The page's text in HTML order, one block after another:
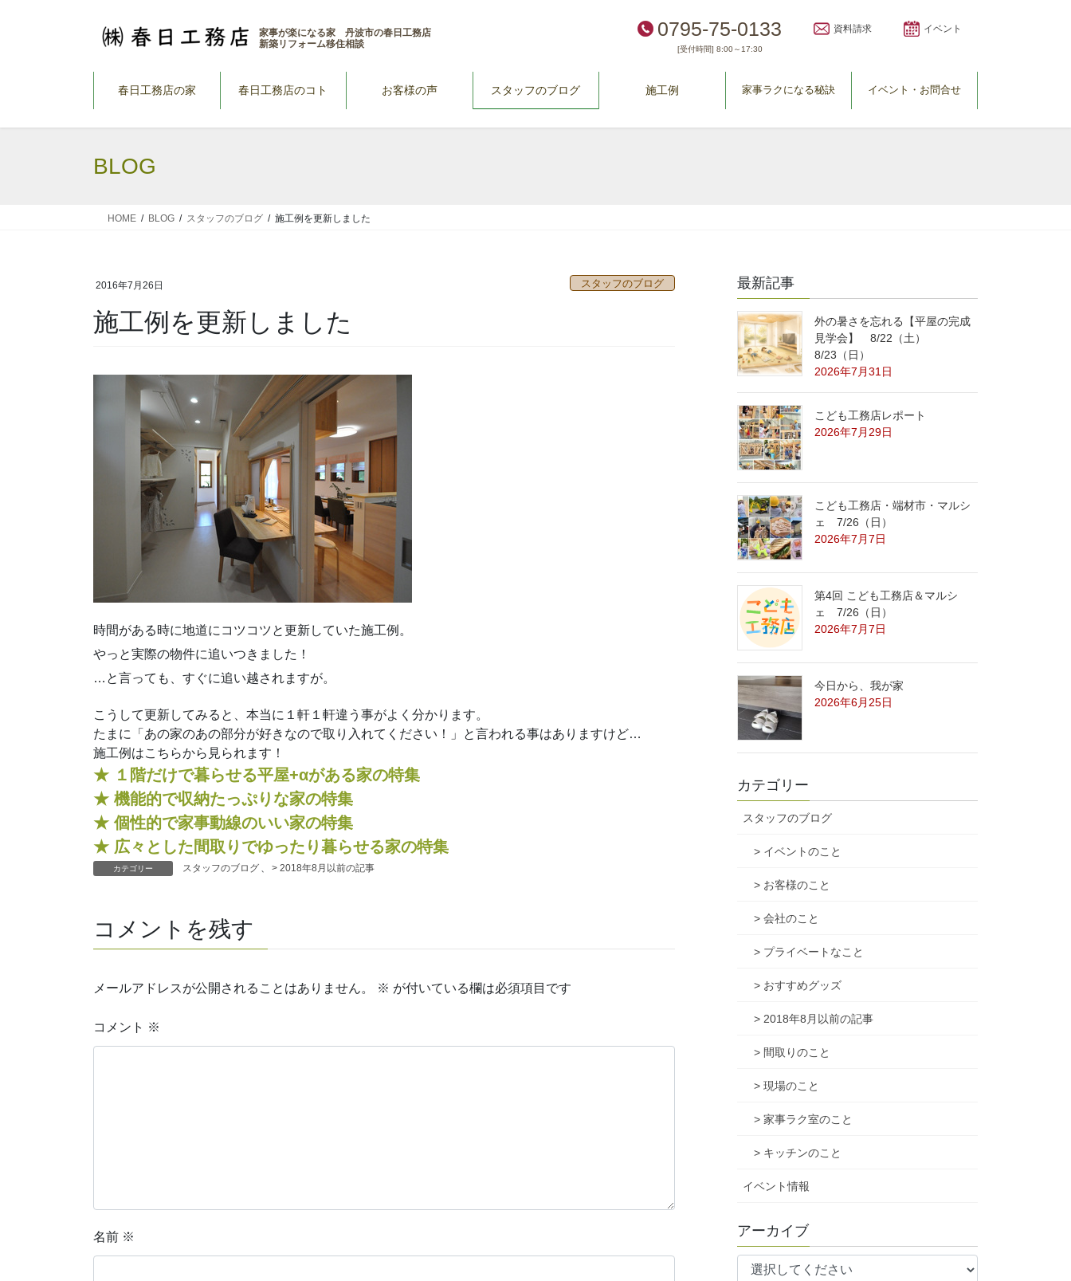
家事が楽になる家 丹波市の春日工務店
新築リフォーム移住相談
0795-75-0133
[受付時間] 8:00～17:30
資料請求 イベント
春日工務店の家 春日工務店のコト お客様の声 スタッフのブログ 施工例 家事ラクになる秘訣 イベント・お問合せ
BLOG
HOME BLOG スタッフのブログ 施工例を更新しました
2016年7月26日 スタッフのブログ
施工例を更新しました
時間がある時に地道にコツコツと更新していた施工例。
やっと実際の物件に追いつきました！
…と言っても、すぐに追い越されますが。
こうして更新してみると、本当に１軒１軒違う事がよく分かります。
たまに「あの家のあの部分が好きなので取り入れてください！」と言われる事はありますけど…
施工例はこちらから見られます！
★ １階だけで暮らせる平屋+αがある家の特集
★ 機能的で収納たっぷりな家の特集
★ 個性的で家事動線のいい家の特集
★ 広々とした間取りでゆったり暮らせる家の特集
カテゴリー スタッフのブログ 、 > 2018年8月以前の記事
コメントを残す
メールアドレスが公開されることはありません。 ※ が付いている欄は必須項目です
コメント ※
名前 ※
最新記事
外の暑さを忘れる【平屋の完成
見学会】 8/22（土）
8/23（日）
2026年7月31日
こども工務店レポート
2026年7月29日
こども工務店・端材市・マルシ
ェ 7/26（日）
2026年7月7日
第4回 こども工務店＆マルシ
ェ 7/26（日）
2026年7月7日
今日から、我が家
2026年6月25日
カテゴリー
スタッフのブログ
> イベントのこと
> お客様のこと
> 会社のこと
> プライベートなこと
> おすすめグッズ
> 2018年8月以前の記事
> 間取りのこと
> 現場のこと
> 家事ラク室のこと
> キッチンのこと
イベント情報
アーカイブ